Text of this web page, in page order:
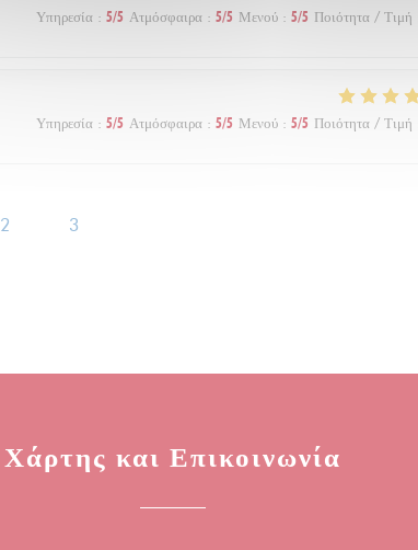
Υπηρεσία: 5/5 Ατμόσφαιρα: 5/5 Μενού: 5/5 Ποιότητα / Τιμή
Υπηρεσία: 5/5 Ατμόσφαιρα: 5/5 Μενού: 5/5 Ποιότητα / Τιμή
2 3
Χάρτης και Επικοινωνία